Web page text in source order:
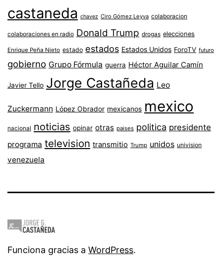
castaneda chavez Ciro Gómez Leyva colaboracion
colaboraciones en radio Donald Trump drogas elecciones
Enrique Peña Nieto estado estados Estados Unidos ForoTV futuro
gobierno Grupo Fórmula guerra Héctor Aguilar Camín
Javier Tello Jorge Castañeda Leo
Zuckermann López Obrador mexicanos mexico
nacional noticias opinar otras paises politica presidente
programa television transmitio Trump unidos univision
venezuela
Funciona gracias a WordPress.